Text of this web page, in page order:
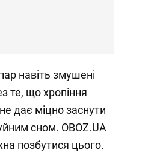
навіть змушені
те, що хропіння
дає міцно заснути
сном. OBOZ.UA
позбутися цього.